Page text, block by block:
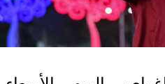
كوبا.. ماذا ستفعل